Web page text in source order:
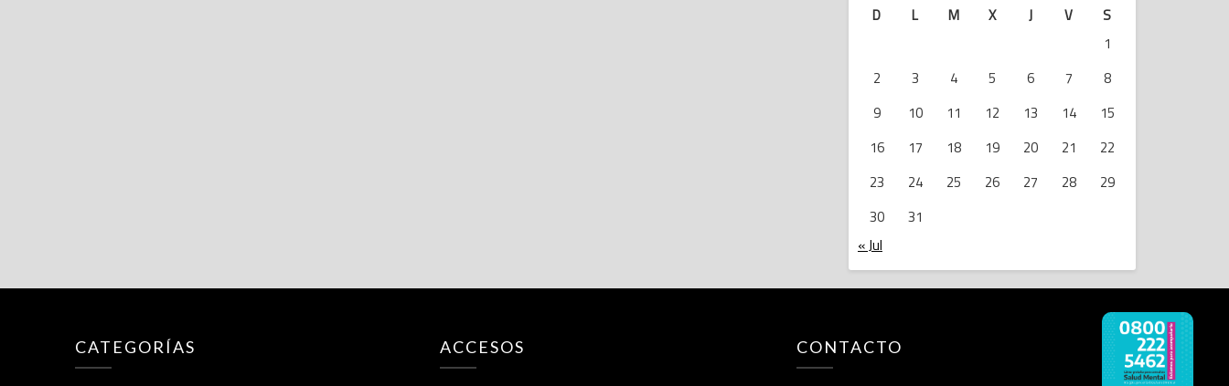
D L M X J V
S
1
2
3 4 5 6 7
8
9
10 11 12 13 14
15
16
17 18 19 20 21
22
23
24 25 26 27 28
29
30
31
« Jul
CATEGORÍAS ACCESOS CONTACTO